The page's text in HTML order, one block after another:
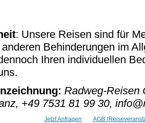
: Unsere Reisen sind für
Behinderungen im
Ihren individuellen
Radweg-Reisen
+49 7531 81 99 30,
Jetzt Anfragen AGB